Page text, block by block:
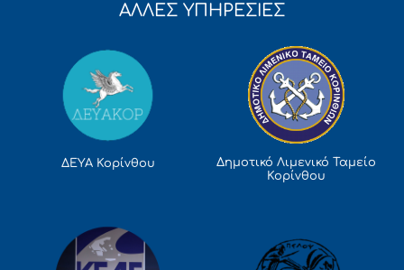
ΑΛΛΕΣ ΥΠΗΡΕΣΙΕΣ
ΔΕΥΑ Κορίνθου
Δημοτικό Λιμενικό Ταμείο
Κορίνθου